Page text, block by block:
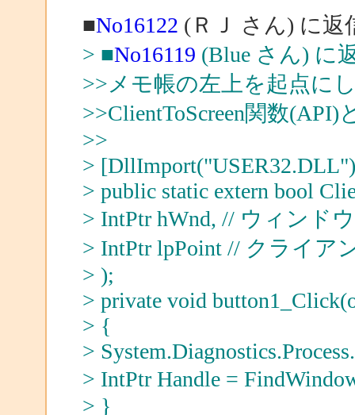
■No16122 (ＲＪ さん) に返
> ■No16119 (Blue さん) に
>>メモ帳の左上を起点に
>>ClientToScreen関数(API)
>>
>
> public static extern bool
> IntPtr hWnd, // ウィンド
> IntPtr lpPoint // クライア
> );
> private void
> {
>
> IntPtr Handle =
> }